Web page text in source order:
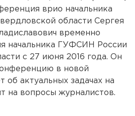
врио начальника
области Сергея
временно
начальника ГУФСИН России
с 27 июня 2016 года. Он
в новой
об актуальных задачах на
на вопросы журналистов.